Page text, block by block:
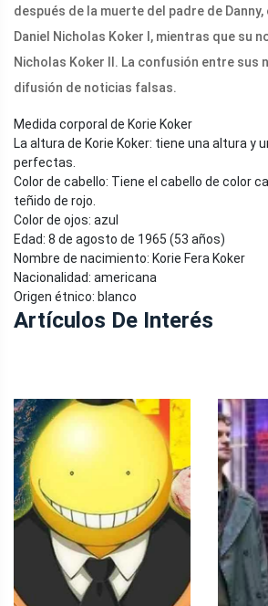
después de la muerte del padre de
Daniel Nicholas Koker I, mientras que su
Nicholas Koker II. La confusión entre sus
difusión de noticias falsas.
Medida corporal de Korie Koker
La altura de Korie Koker: tiene una altura y
perfectas.
Color de cabello: Tiene el cabello de color
teñido de rojo.
Color de ojos: azul
Edad: 8 de agosto de 1965 (53 años)
Nombre de nacimiento: Korie Fera Koker
Nacionalidad: americana
Origen étnico: blanco
Artículos De Interés